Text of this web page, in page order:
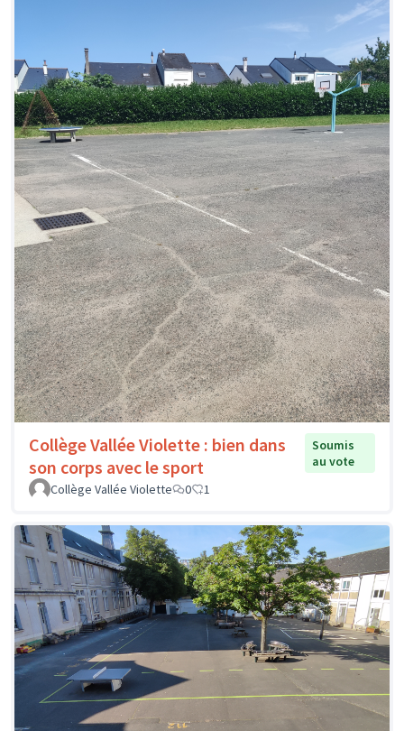
Collège Vallée Violette : bien dans
son corps avec le sport
Soumis
au vote
Collège Vallée Violette
0 1